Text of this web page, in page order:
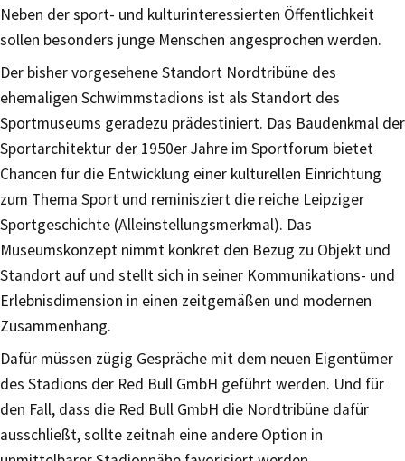
Neben der sport- und kulturinteressierten Öffentlichkeit
sollen besonders junge Menschen angesprochen werden.
Der bisher vorgesehene Standort Nordtribüne des
ehemaligen Schwimmstadions ist als Standort des
Sportmuseums geradezu prädestiniert. Das Baudenkmal der
Sportarchitektur der 1950er Jahre im Sportforum bietet
Chancen für die Entwicklung einer kulturellen Einrichtung
zum Thema Sport und reminisziert die reiche Leipziger
Sportgeschichte (Alleinstellungsmerkmal). Das
Museumskonzept nimmt konkret den Bezug zu Objekt und
Standort auf und stellt sich in seiner Kommunikations- und
Erlebnisdimension in einen zeitgemäßen und modernen
Zusammenhang.
Dafür müssen zügig Gespräche mit dem neuen Eigentümer
des Stadions der Red Bull GmbH geführt werden. Und für
den Fall, dass die Red Bull GmbH die Nordtribüne dafür
ausschließt, sollte zeitnah eine andere Option in